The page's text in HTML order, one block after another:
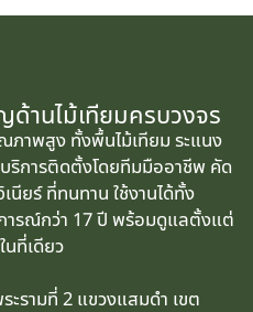
ด้านไม้เทียมครบวงจร
ภาพสูง ทั้งพื้นไม้เทียม ระแนง
ริการติดตั้งโดยทีมมืออาชีพ คัด
นียร์ ที่ทนทาน ใช้งานได้ทั้ง
ารณ์กว่า 17 ปี พร้อมดูแลตั้งแต่
ที่เดียว
รามที่ 2 แขวงแสมดำ เขต